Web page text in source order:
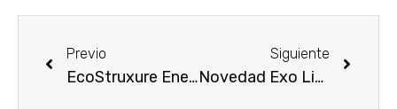
Previo
EcoStruxure Energy Hub En 60 Segundos
Siguiente
Novedad Exo Lighting: OXY